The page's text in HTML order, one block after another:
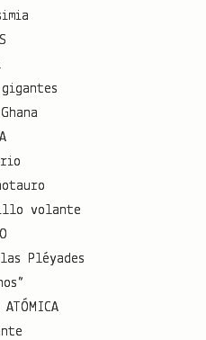
volante
Pléyades